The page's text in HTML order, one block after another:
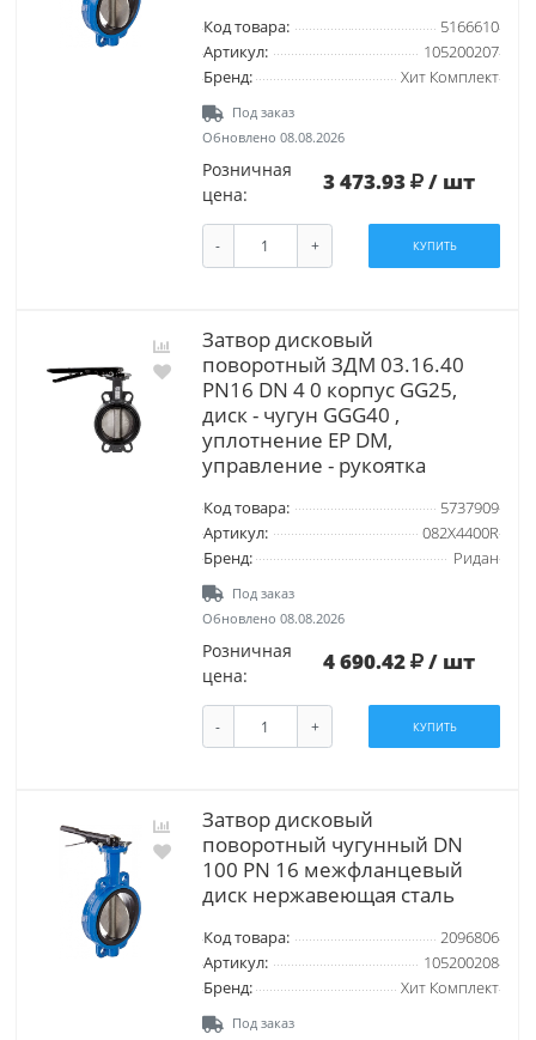
Код товара:
5166610
Артикул:
105200207
Бренд:
Хит Комплект
Под заказ
Обновлено 08.08.2026
Розничная
цена:
3 473.93 / шт
- + КУПИТЬ
Затвор дисковый
поворотный ЗДМ 03.16.40
PN16 DN 4 0 корпус GG25,
диск - чугун GGG40 ,
уплотнение EP DM,
управление - рукоятка
Код товара:
5737909
Артикул:
082X4400R
Бренд:
Ридан
Под заказ
Обновлено 08.08.2026
Розничная
цена:
4 690.42 / шт
- + КУПИТЬ
Затвор дисковый
поворотный чугунный DN
100 PN 16 межфланцевый
диск нержавеющая сталь
Код товара:
2096806
Артикул:
105200208
Бренд:
Хит Комплект
Под заказ